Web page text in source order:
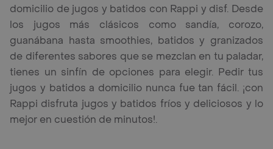
domicilio de jugos y batidos con Rappi y disf. Desde
los jugos más clásicos como sandía, corozo,
guanábana hasta smoothies, batidos y granizados
de diferentes sabores que se mezclan en tu paladar,
tienes un sinfín de opciones para elegir. Pedir tus
jugos y batidos a domicilio nunca fue tan fácil. ¡con
Rappi disfruta jugos y batidos fríos y deliciosos y lo
mejor en cuestión de minutos!.